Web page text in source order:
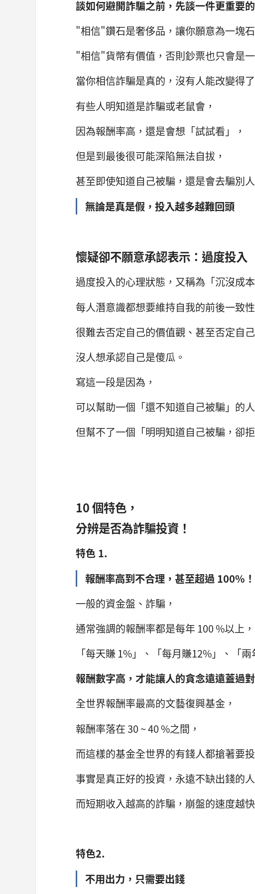
談如何避開詐騙之前，先談一件更重要
"相信"鑽石是奢侈品，讓你願意為一塊
"相信"貨幣有價值，否則鈔票也只會是
當你相信詐騙是真的，沒有人能改變得了
有些人明知道是詐騙或老鼠會，
因為報酬率高，還是會想「試試看」，
但是到最後很可能深陷無法自拔，
甚至即使知道自己被騙，還是會去騙別人
無論是真是假，投入越多越難回頭
懷疑卻不願意承認表示：過度投入
過度投入的心理狀態，又稱為「沉沒成
每人潛意識都想要維持自我的前後一致性
很難去否定自己的價值觀、甚至否定自
沒人想承認自己是傻瓜。
寫這一段是因為，
可以幫助一個「還不知道自己被騙」的人
但幫不了一個「明明知道自己被騙，卻
10 個特色，
分辨是否為詐騙投資！
特色 1.
報酬率高到不合理，甚至超過 100%！
一般的資金盤、詐騙，
通常強調的報酬率都是每年 100 %以上，
「每天賺 1%」、「每月賺12%」、「兩
報酬數字高，才能讓人的貪念遠遠蓋過
全世界報酬率最高的文藝復興基金，
報酬率落在 30 ~ 40 %之間，
而這樣的基金全世界的有錢人都搶著要投
事實是真正好的投資，永遠不缺出錢的人
而短期收入越高的詐騙，崩盤的速度越快
特色2.
不用出力，只需要出錢